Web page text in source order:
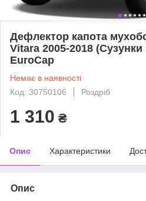
Дефлектор капота
Vitara 2005-2018 (Cузунки
EuroCap
Немає в наявності
Код: 30750106
Роздріб
1 310 ₴
Опис Характеристики
Опис